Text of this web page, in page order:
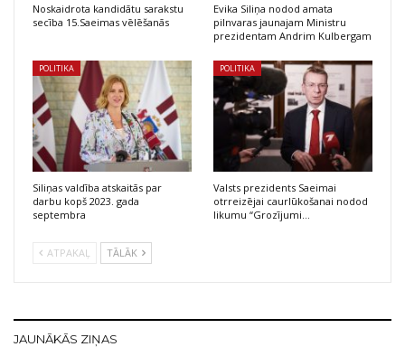
Noskaidrota kandidātu sarakstu
secība 15.Saeimas vēlēšanās
Evika Siliņa nodod amata
pilnvaras jaunajam Ministru
prezidentam Andrim Kulbergam
POLITIKA
Siliņas valdība atskaitās par
darbu kopš 2023. gada
septembra
POLITIKA
Valsts prezidents Saeimai
otrreizējai caurlūkošanai nodod
likumu “Grozījumi…
ATPAKAĻ TĀLĀK
JAUNĀKĀS ZIŅAS